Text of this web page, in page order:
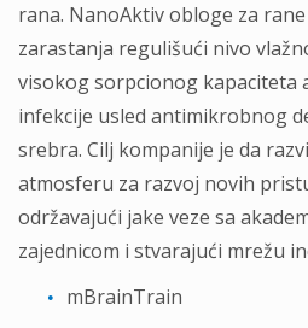
rana. NanoAktiv obloge za
zarastanja regulišući nivo
visokog sorpcionog kapaciteta
infekcije usled antimikrobnog
srebra. Cilj kompanije je da
atmosferu za razvoj novih
održavajući jake veze sa
zajednicom i stvarajući mrežu
mBrainTrain